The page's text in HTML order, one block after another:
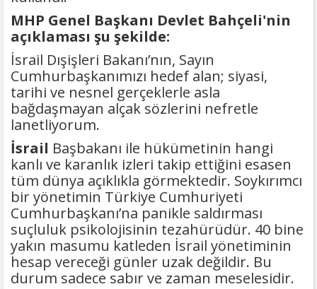
MHP Genel Başkanı Devlet Bahçeli'nin
açıklaması şu şekilde:
İsrail Dışişleri Bakanı’nın, Sayın
Cumhurbaşkanımızı hedef alan; siyasi,
tarihi ve nesnel gerçeklerle asla
bağdaşmayan alçak sözlerini nefretle
lanetliyorum.
İsrail Başbakanı ile hükümetinin hangi
kanlı ve karanlık izleri takip ettiğini esasen
tüm dünya açıklıkla görmektedir. Soykırımcı
bir yönetimin Türkiye Cumhuriyeti
Cumhurbaşkanı’na panikle saldırması
suçluluk psikolojisinin tezahürüdür. 40 bine
yakın masumu katleden İsrail yönetiminin
hesap vereceği günler uzak değildir. Bu
durum sadece sabır ve zaman meselesidir.